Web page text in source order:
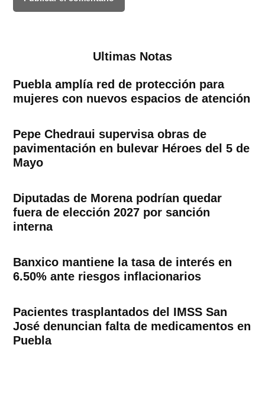
Ultimas Notas
Puebla amplía red de protección para
mujeres con nuevos espacios de atención
Pepe Chedraui supervisa obras de
pavimentación en bulevar Héroes del 5 de
Mayo
Diputadas de Morena podrían quedar
fuera de elección 2027 por sanción
interna
Banxico mantiene la tasa de interés en
6.50% ante riesgos inflacionarios
Pacientes trasplantados del IMSS San
José denuncian falta de medicamentos en
Puebla